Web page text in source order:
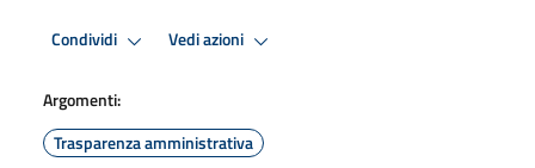
Condividi Vedi azioni
Argomenti:
Trasparenza amministrativa